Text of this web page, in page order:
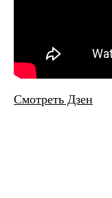
Смотреть Дзен